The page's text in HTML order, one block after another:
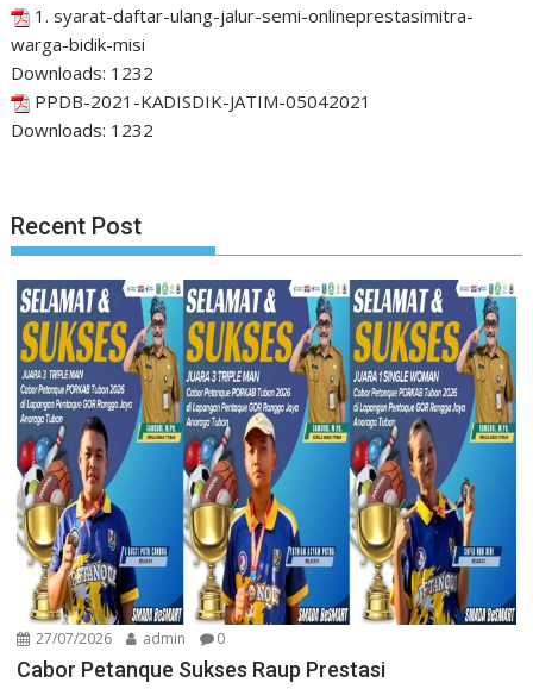
1. syarat-daftar-ulang-jalur-semi-onlineprestasimitra-
warga-bidik-misi
Downloads: 1232
PPDB-2021-KADISDIK-JATIM-05042021
Downloads: 1232
Recent Post
27/07/2026 admin 0
Cabor Petanque Sukses Raup Prestasi